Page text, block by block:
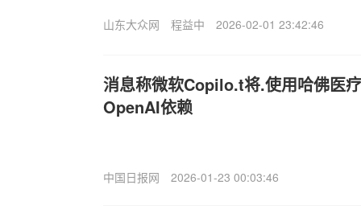
山东大众网 程益中 2026-02-01 23:42:46
消息称微软Copilo.t将.使用哈佛医
OpenAI依赖
中国日报网 2026-01-23 00:03:46